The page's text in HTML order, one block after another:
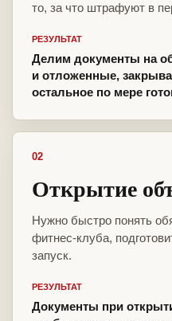
то, за что штрафуют в
РЕЗУЛЬТАТ
Делим документы на
и отложенные,
остальное по мере
02
Открытие
Нужно быстро понять
фитнес-клуба,
запуск.
РЕЗУЛЬТАТ
Документы при